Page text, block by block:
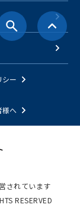
シー
様へ
されています
RESERVED